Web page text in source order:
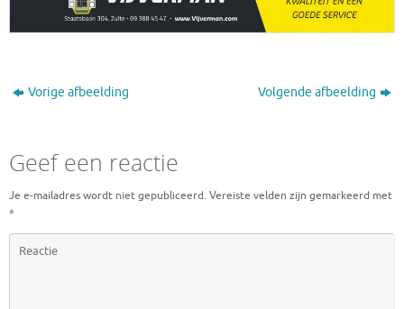
Vorige afbeelding Volgende afbeelding
Geef een reactie
Je e-mailadres wordt niet gepubliceerd. Vereiste velden zijn gemarkeerd met
*